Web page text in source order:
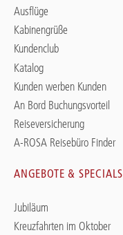
Ausflüge
Kabinengrüße
Kundenclub
Katalog
Kunden werben Kunden
An Bord Buchungsvorteil
Reiseversicherung
A-ROSA Reisebüro Finder
ANGEBOTE & SPECIALS
Jubiläum
Kreuzfahrten im Oktober